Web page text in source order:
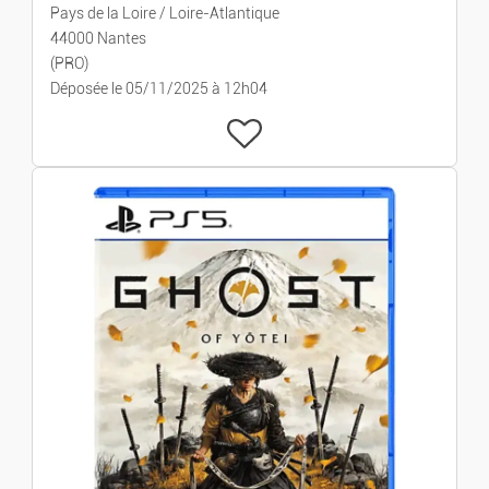
Pays de la Loire / Loire-Atlantique
44000 Nantes
(PRO)
Déposée le 05/11/2025 à 12h04